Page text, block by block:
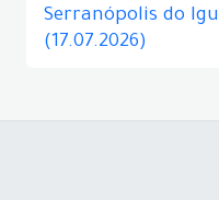
Serranópolis do
(17.07.2026)